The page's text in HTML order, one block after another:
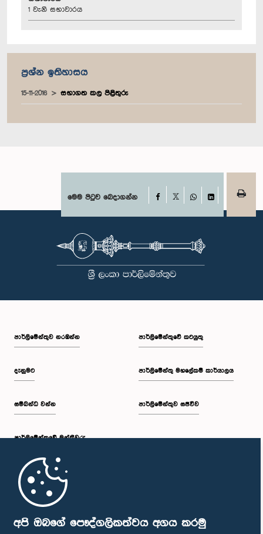
අපි ඔබගේ පෞද්ගලිකත්වය අගය කරමු
1 වැනි සභාවාරය
ප්‍රශ්න ඉතිහාසය
15-11-2016 සභාගත කල පිළිතුරු
මෙම පිටුව බෙදාගන්න Facebook
WhatsAppLinkedIn
පාර්ලි‌මේන්තුව නරඹන්න
දැනුමට
සම්බන්ධ වන්න
පාර්ලි‌මේන්තුවේ මන්ත්‍රීවරු
මුල් පිටුව
පාර්ලිමේන්තුවේ කටයුතු
පාර්ලිමේන්තු මහලේකම් කාර්යාලය
පාර්ලිමේන්තුව සජීවීව
පාර්ලිමේන්තු ජංගම යෙදුම